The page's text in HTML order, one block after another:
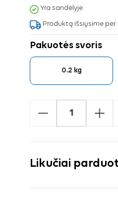
Yra sandėlyje
Produktą išsiųsime per
Pakuotės svoris
0.2 kg
- +
Likučiai